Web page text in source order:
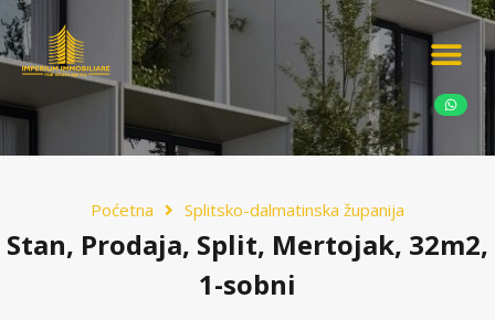
Poćetna Splitsko-dalmatinska županija
Stan, Prodaja, Split, Mertojak, 32m2,
1-sobni